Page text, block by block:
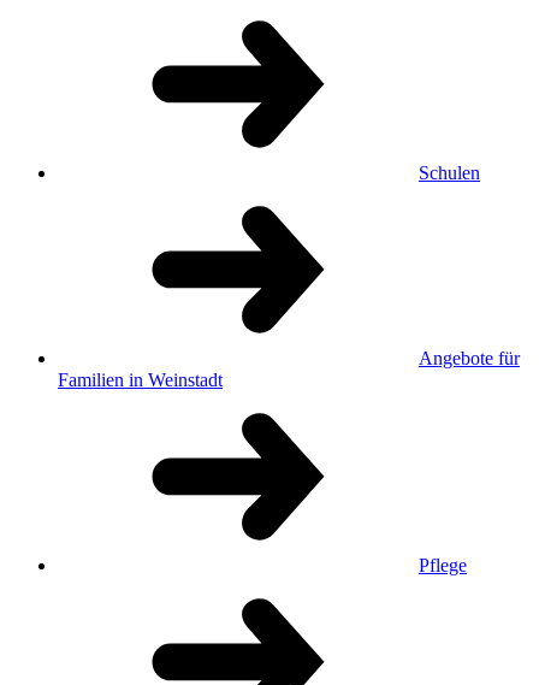
Schulen
Angebote für
Familien in Weinstadt
Pflege